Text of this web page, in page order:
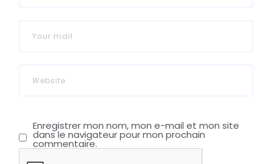
Enregistrer mon nom, mon e-mail et mon site
dans le navigateur pour mon prochain
commentaire.